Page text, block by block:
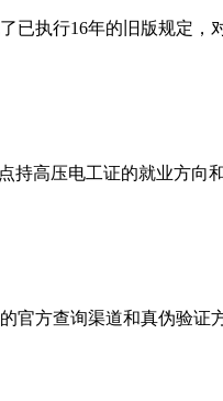
已执行16年的旧版规定，
高压电工证的就业方向
官方查询渠道和真伪验证